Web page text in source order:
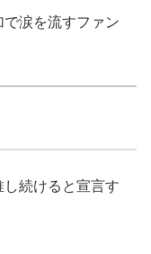
涙を流すファン
続けると宣言す